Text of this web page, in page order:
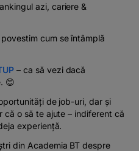
azi, cariere &
cum se întâmplă
– ca să vezi dacă
😊
de job-uri, dar și
o să te ajute – indiferent că
experiență.
din Academia BT despre